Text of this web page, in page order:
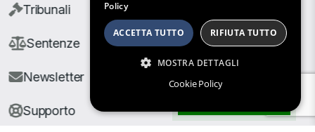
Tribunali
Sentenze
Newsletter
Supporto
Policy
ACCETTA TUTTO RIFIUTA TUTTO
MOSTRA DETTAGLI
Cookie Policy